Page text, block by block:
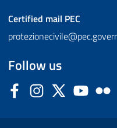
Certified mail PEC
Follow us
FacebookInstagram
Twitter YouTube